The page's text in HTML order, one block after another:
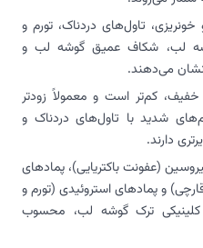
تاول‌های دردناک، تورم و
لب، شکاف عمیق گوشه لب و
می‌دهند.
کم‌تر است و معمولاً زودتر
شدید با تاول‌های دردناک و
دارند.
(عفونت باکتریایی)، پماد‌های
و پمادهای استروئیدی (تورم و
کلینیکی ترک گوشه لب، محسوب